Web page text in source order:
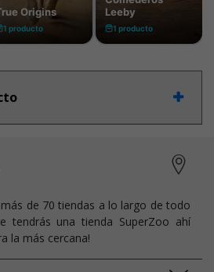
de 70 tiendas a lo largo de todo
tendrás una tienda SuperZoo ahí
la más cercana!